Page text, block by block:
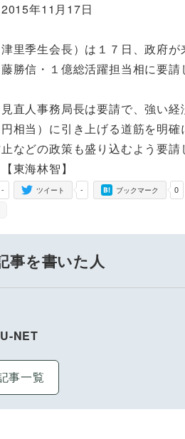
年11月17日
里季生会長）は１７日、政府
勝信・１億総活躍担当相に要請
直人事務局長は要請で、強い
円相当）に引き上げる道筋を明
などの政策も盛り込むよう要
東海林智】
- -
ツイート 0
ブックマーク
事を書いた人
NET
事一覧